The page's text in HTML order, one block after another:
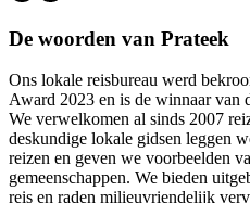
De woorden van Prateek
Ons lokale reisbureau werd
Award 2023 en is de winnaar van
We verwelkomen al sinds 2007
deskundige lokale gidsen leggen
reizen en geven we voorbeelden
gemeenschappen. We bieden
reis en raden milieuvriendelijk